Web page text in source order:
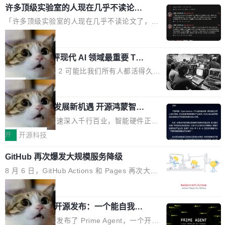
意思。比如我在一个后台管理系统里，需要填50
个表单字段，每个字段还有联动逻辑；比如我
想...
实时LCD监控屏，可充分满足当下高阶PC主机
的严苛使用需求。 澎湃功率，紧凑机身 钛金雕1
600PG5 AI TOP具备强悍输出功率，同时实现
机身尺寸大幅精简。整机长度仅16厘米，属于同
功率段机身尺寸十分紧凑的1600W电源产品。小
巧机身有效提升市面主流标准A...
复合增长率达5.44%,预计2032年将突破120亿美
元。数字广告与公共关系相关服务市场更是从20
25年的8463亿美元扩张至2026年的8763亿美
元。数字的背后是一个清晰的事实——品牌对专
业化营销服务的需求从未如此迫切。 但市场扩容
的同时,服务商的竞争逻辑正在改变。2026年Top
Agency年度合辑的观察指出,“产品”这个离消费
者最近的载体,在整个品牌营销层面的权重显著变
高了。全域营销服务商的竞争正在从规模转向深
度,案例厚度、全域覆盖、多线协同...
许多顶级实验室的人现在几乎不读论文
了
「许多顶级实验室的人现在几乎不读论文了，而
且他们认为 ICLR/ICML/NeurIPS 充斥着大量过
度宣传和欺诈。」 OpenAI 研究员 Keller Jorda
n 这条推文引发了广泛讨论。他不是在说风凉
话，他是说出了一个圈内人尽皆知但很少公开捅
破的事实。 Jordan 随后补充了一句软化声明：
「我不认为这些会议上大部分论文都在过度宣传
或造假。问题是，作为读者，如果你筛选出那些
看起来最令人兴奋的论文，那它们大部分都是过
度宣传的。」 这才是真正的痛点。不是所有论文
都有问题，是最吸引眼球的那批论文最有问题。
他引用的帖子来自 Mathew Shen，一位 ICLR 2
026 的读者：「看了篇 ...
局
xAI 前工程师评现代 AI 领域最重要 Top
3 开源项目
Flash Attention 2 可能比我们所有人都活得久。
这句话不是来自某个技术博客，而是出自 Hieu
Pham 的一条推文。Hieu Pham 是谁？他是 xAI
的早期工程师之一，在 Grok 训练基础设施团队
工作过。近日他在 X 上发了一条帖子，列出了他
认为现代 AI 领域最重要的三个开源项目。 第一
理由很具体。FA 系列不需要解释，但 FA2 是他
认为最重要的一个——复杂度恰到好处，刚好能
驱动你去学 CuTe，但还没被那些"邪恶的" Hopp
er++ 优化所淹没，足够容易修改和适配。 更关
键的是 FA2 的持久性...
局
共商智能硬件发展新机遇 开源鸿蒙智能
硬件开发者日杭州站即将举行
随着万物智联加速深入千行百业，智能硬件正从
单点设备迈向智能化、网联化、协同化发展。作
鸿蒙通过统一技术底座和分布式能力，为不同类
型智能设备的开发、连接与互联提供关键支撑，
也为产业链企业探索产品创新与商业增长打开新
的空间。 8月14日，开源鸿蒙智能硬件开发者日
（OHDD：OpenHarmony Hardware Develope
r Day）将在杭州启航。活动面向智能硬件产业
开 开源科技
GitHub 再次爆发大规模服务降级
8 月 6 日，GitHub Actions 和 Pages 再次大规
模服务降级，Actions 完全不可用超过 5 小时，
webhook 停发，连自托管 runner 也因调度层故
障无法工作。Pages、Copilot code review、C
opilot coding agent 全部受影响。从检测到完全
局
Prime Agent 开源发布：一个能自我改
进的编程 Agent，ARC-AGI 3 超越人类
Prime Intellect 发布了 Prime Agent，一个开源